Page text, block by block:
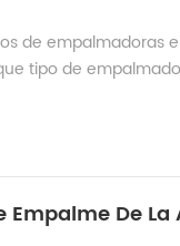
de empalmadoras
tipo de
Empalme De